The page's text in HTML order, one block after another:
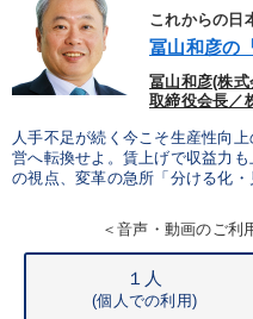
これからの日
冨山和彦の
冨山和彦(株
取締役会長／
人手不足が続く今こそ生産性向
営へ転換せよ。賃上げで収益力
の視点、変革の急所「分ける化・
＜音声・動画のご利
１人
(個人での利用)